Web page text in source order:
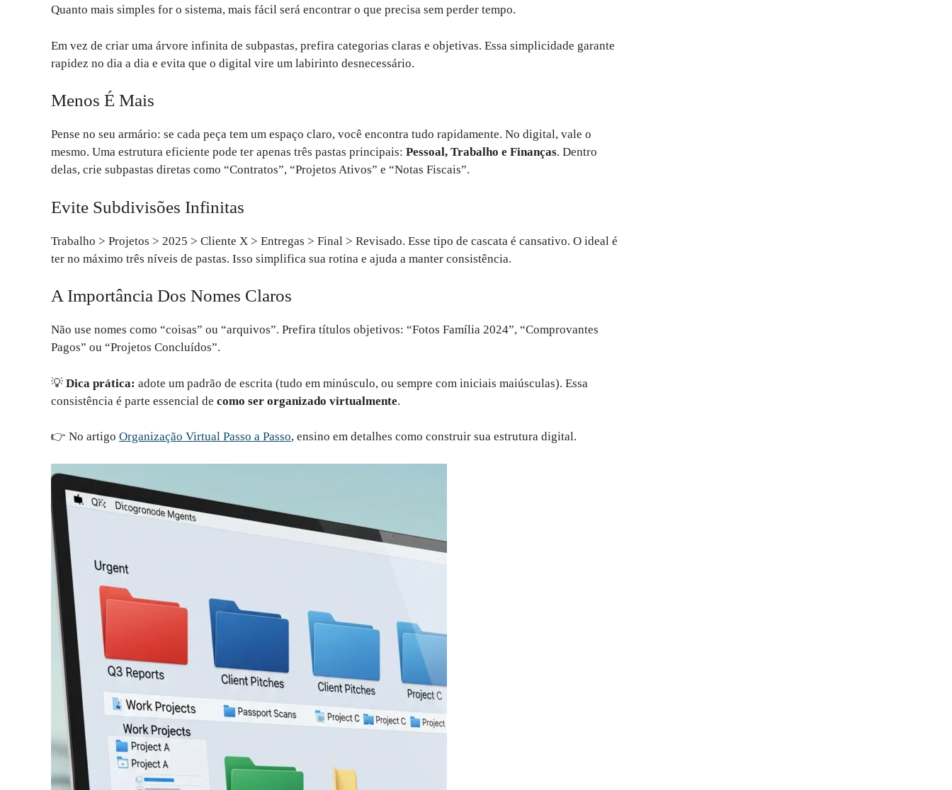
Quanto mais simples for o sistema, mais fácil será encontrar o que precisa sem perder tempo.
Em vez de criar uma árvore infinita de subpastas, prefira categorias claras e objetivas. Essa simplicidade garante
rapidez no dia a dia e evita que o digital vire um labirinto desnecessário.
Menos É Mais
Pense no seu armário: se cada peça tem um espaço claro, você encontra tudo rapidamente. No digital, vale o
mesmo. Uma estrutura eficiente pode ter apenas três pastas principais: Pessoal, Trabalho e Finanças. Dentro
delas, crie subpastas diretas como “Contratos”, “Projetos Ativos” e “Notas Fiscais”.
Evite Subdivisões Infinitas
Trabalho > Projetos > 2025 > Cliente X > Entregas > Final > Revisado. Esse tipo de cascata é cansativo. O ideal é
ter no máximo três níveis de pastas. Isso simplifica sua rotina e ajuda a manter consistência.
A Importância Dos Nomes Claros
Não use nomes como “coisas” ou “arquivos”. Prefira títulos objetivos: “Fotos Família 2024”, “Comprovantes
Pagos” ou “Projetos Concluídos”.
💡 Dica prática: adote um padrão de escrita (tudo em minúsculo, ou sempre com iniciais maiúsculas). Essa
consistência é parte essencial de como ser organizado virtualmente.
👉 No artigo Organização Virtual Passo a Passo, ensino em detalhes como construir sua estrutura digital.